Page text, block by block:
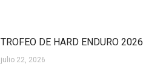
TROFEO DE HARD ENDURO 2026
julio 22, 2026